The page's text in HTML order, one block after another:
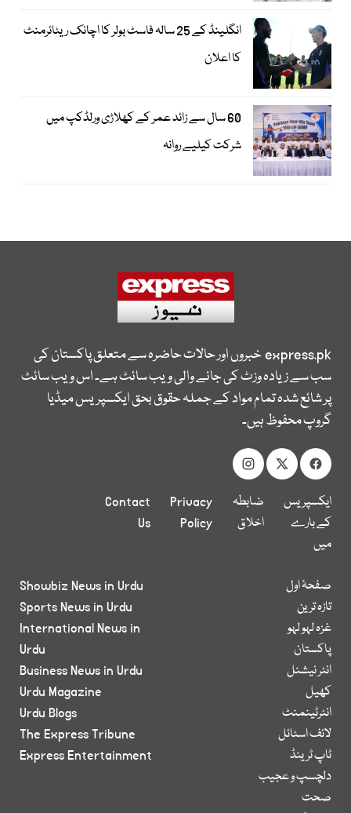
انگلینڈ کے 25 سالہ فاسٹ بولر کا اچانک ریٹائرمنٹ
کا اعلان
60 سال سے زائد عمر کے کھلاڑی ورلڈکپ میں
شرکت کیلیے روانہ
express.pkخبروں اور حالات حاضرہ سے متعلق پاکستان کی
سب سے زیادہ وزٹ کی جانے والی ویب سائٹ ہے۔ اس ویب سائٹ
پر شائع شدہ تمام مواد کے جملہ حقوق بحق ایکسپریس میڈیا
گروپ محفوظ ہیں۔
ایکسپریس
کے بارے
میں
ضابطہ
اخلاق
Privacy
Policy
Contact
Us
صفحۂ اول
تازہ ترین
غزہ لہو لہو
پاکستان
انٹر نیشنل
کھیل
انٹرٹینمنٹ
لائف اسٹائل
ٹاپ ٹرینڈ
دلچسپ و عجیب
صحت
Showbiz News in Urdu
Sports News in Urdu
International News in
Urdu
Business News in Urdu
Urdu Magazine
Urdu Blogs
The Express Tribune
Express Entertainment